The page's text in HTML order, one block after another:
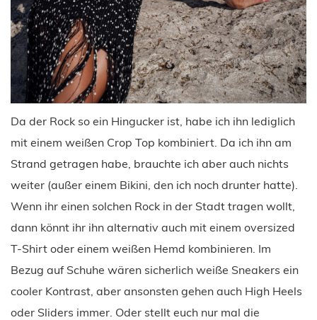
Da der Rock so ein Hingucker ist, habe ich ihn lediglich
mit einem weißen Crop Top kombiniert. Da ich ihn am
Strand getragen habe, brauchte ich aber auch nichts
weiter (außer einem Bikini, den ich noch drunter hatte).
Wenn ihr einen solchen Rock in der Stadt tragen wollt,
dann könnt ihr ihn alternativ auch mit einem oversized
T-Shirt oder einem weißen Hemd kombinieren. Im
Bezug auf Schuhe wären sicherlich weiße Sneakers ein
cooler Kontrast, aber ansonsten gehen auch High Heels
oder Sliders immer. Oder stellt euch nur mal die